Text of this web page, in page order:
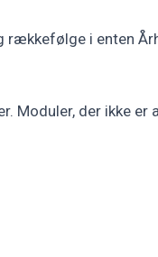
i enten
der ikke